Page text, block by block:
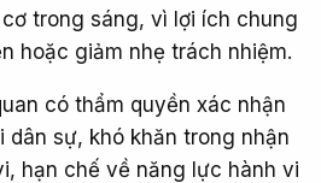
trong sáng, vì lợi ích chung
hoặc giảm nhẹ trách nhiệm.
có thẩm quyền xác nhận
dân sự, khó khăn trong nhận
hạn chế về năng lực hành vi